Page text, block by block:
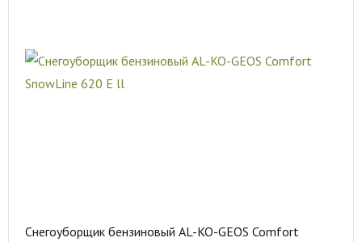
Снегоуборщик бензиновый AL-KO-GEOS Comfort